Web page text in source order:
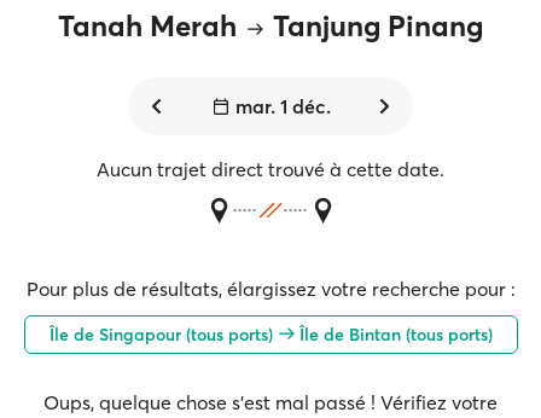
Tanah Merah Tanjung Pinang
mar. 1 déc.
Aucun trajet direct trouvé à cette date.
Pour plus de résultats, élargissez votre recherche pour :
Île de Singapour (tous ports) Île de Bintan (tous ports)
Oups, quelque chose s'est mal passé ! Vérifiez votre